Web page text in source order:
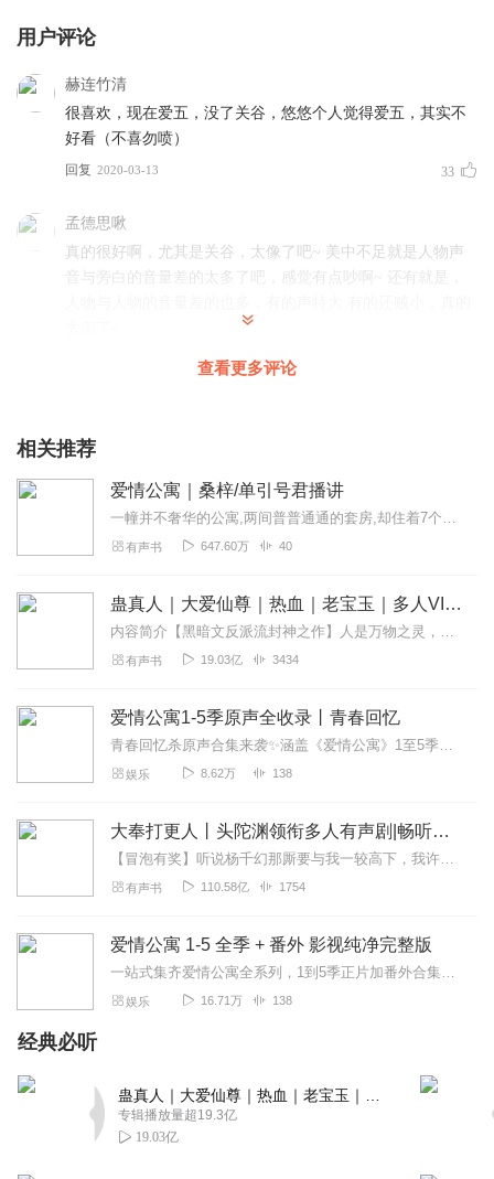
用户评论
赫连竹清
很喜欢，现在爱五，没了关谷，悠悠个人觉得爱五，其实不
好看（不喜勿喷）
回复 2020-03-13 33
孟德思啾
真的很好啊，尤其是关谷，太像了吧~ 美中不足就是人物声
音与旁白的音量差的太多了吧，感觉有点吵啊~ 还有就是，
很有回忆，但是子乔和小贤的配音少一丢丢感觉
音色虽不太主人，但是己经很好了，其他很好，建议你们在
2019-09-30 8
古瓜古瓜
2019-11-16
1368881bjgj
2020-06-01
豫竹兰
希望作者能够增添一丝乐趣。
2022-08-19 3
Cecilia_cccc
2021-07-22
听友186511576
查看更多评论
相关推荐
爱情公寓｜桑梓/单引号君播讲
一幢并不奢华的公寓,两间普普通通的套房,却住着7个不同背景,不同身份,不同梦想的青年男女。无一例外,他们都是有故事的人,就在这栋爱情公寓里,每天都发生着看似平常...
有声书 647.60万 40
蛊真人｜大爱仙尊｜热血｜老宝玉｜多人VIP免费有声剧
内容简介【黑暗文反派流封神之作】人是万物之灵，蛊是天地真精。一个穿越者不断重生的故事。一个养蛊、炼蛊、用蛊的奇特世界。配音组（男角色）老宝玉旁白...
有声书 19.03亿 3434
爱情公寓1-5季原声全收录丨青春回忆
青春回忆杀原声合集来袭✨涵盖《爱情公寓》1至5季正片+番外全部原声内容，经典台词名场面、治愈插曲、热血片尾曲一键收藏。那些年听过的旋律、笑过的瞬间、感动的时刻...
娱乐 8.62万 138
大奉打更人丨头陀渊领衔多人有声剧|畅听全集|王鹤棣、田曦薇主演影视剧原著|卖报小郎君
【冒泡有奖】听说杨千幻那厮要与我一较高下，我许七安要开始装叉了！快进入声音播放页戳下方输入框，冒个泡偷偷告诉我，我要用哪些诗词才能胜过他？说得好的，有赏！202...
有声书 110.58亿 1754
爱情公寓 1-5 全季 + 番外 影视纯净完整版
一站式集齐爱情公寓全系列，1到5季正片加番外合集上线！纯净影视原版无多余剪辑，每一段经典剧情都原汁原味，承包你的青春回忆，休闲追剧随时畅听畅看。
娱乐 16.71万 138
经典必听
专辑播放量超19.3亿
19.03亿